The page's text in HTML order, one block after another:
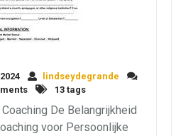
lindseydegrande
13 tags
De Belangrijkheid
voor Persoonlijke